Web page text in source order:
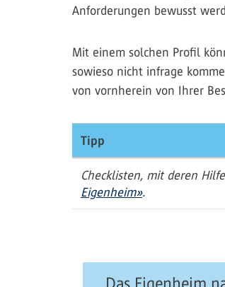
Anforderungen bewusst
Mit einem solchen Profil
sowieso nicht infrage
von vornherein von Ihrer
Tipp
Checklisten, mit deren
Eigenheim».